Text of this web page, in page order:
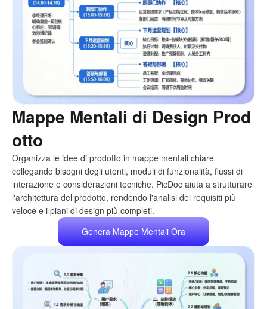
Mappe Mentali di Design Prod
otto
Organizza le idee di prodotto in mappe mentali chiare
collegando bisogni degli utenti, moduli di funzionalità, flussi di
interazione e considerazioni tecniche. PicDoc aiuta a strutturare
l'architettura del prodotto, rendendo l'analisi dei requisiti più
veloce e i piani di design più completi.
Genera Mappe Mentali Ora